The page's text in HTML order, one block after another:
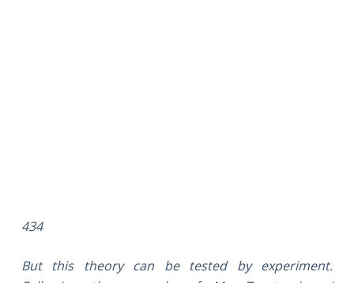
434
But this theory can be tested by experiment.